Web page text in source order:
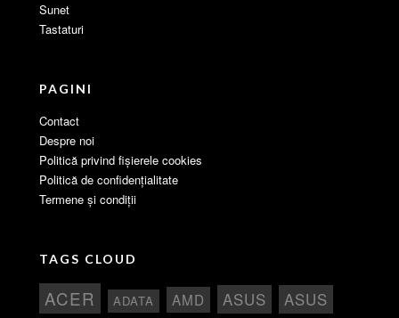
Sunet
Tastaturi
PAGINI
Contact
Despre noi
Politică privind fișierele cookies
Politică de confidențialitate
Termene și condiții
TAGS CLOUD
ACER ADATA AMD ASUS ASUS